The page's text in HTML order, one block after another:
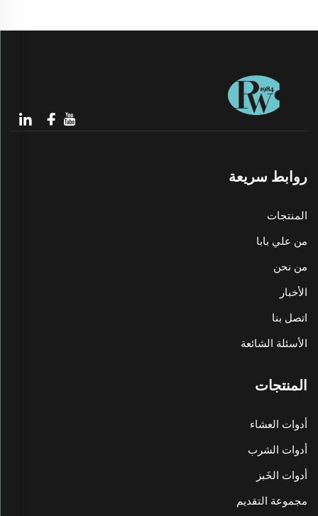
روابط سريعة
المنتجات
من علي بابا
من نحن
الأخبار
اتصل بنا
الأسئلة الشائعة
المنتجات
أدوات العشاء
أدوات الشرب
أدوات الخَبز
مجموعة التقديم